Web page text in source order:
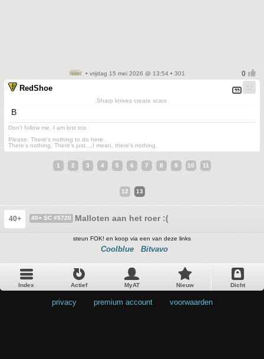
• vrijdag 15 mei 2026 @ 13:54 • 301
RedShoe
Sharp knives create scars
B
Don't follow me. I am lost too
Please. There's nothing to do here.
There's nothing. There's just....I mean, there's nothing.
1 2 3 4 5 6 7 8 9 10 11
12 13
40+ 40+ SC #5720 Malloten aan het roer :(
steun FOK! en koop via een van deze links
Coolblue Bitvavo
Index Actief MyAT Nieuw Dicht
privacy premium account voorwaarden